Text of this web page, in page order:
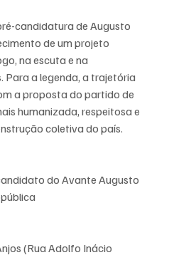
candidatura de Augusto
de um projeto
na escuta e na
Para a legenda, a trajetória
a proposta do partido de
humanizada, respeitosa e
coletiva do país.
do Avante Augusto
(Rua Adolfo Inácio